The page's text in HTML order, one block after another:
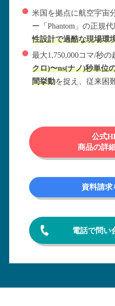
米国を拠点に航空宇宙
ー「Phantom」の正規代
性設計で過酷な現場環
最大1,750,000コマ/秒の
クロ)〜ns(ナノ)秒単位
間挙動を捉え、従来困
公式
商品の詳
資料請求
電話で問い